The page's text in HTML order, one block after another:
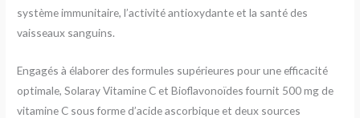
système immunitaire, l’activité antioxydante et la santé des
vaisseaux sanguins.
Engagés à élaborer des formules supérieures pour une efficacité
optimale, Solaray Vitamine C et Bioflavonoïdes fournit 500 mg de
vitamine C sous forme d’acide ascorbique et deux sources